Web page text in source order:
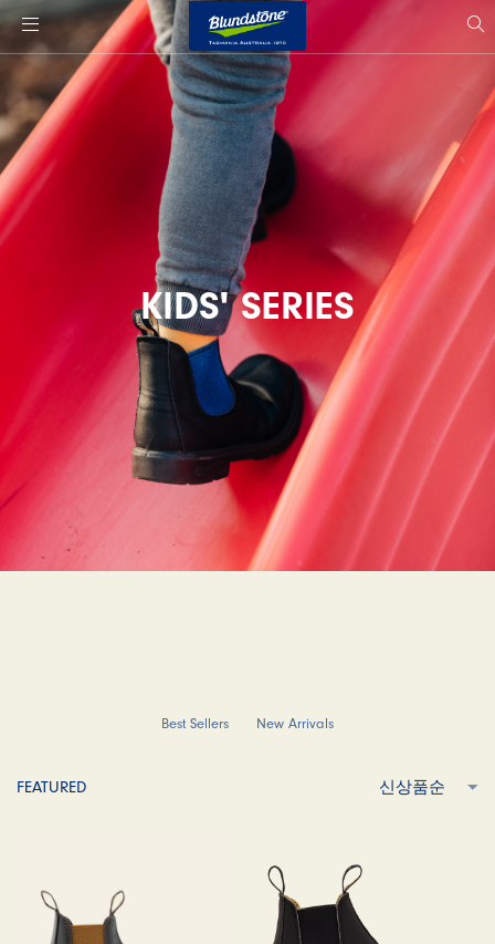
사
트
로
고
KIDS' SERIES
Best Sellers New Arrivals
FEATURED